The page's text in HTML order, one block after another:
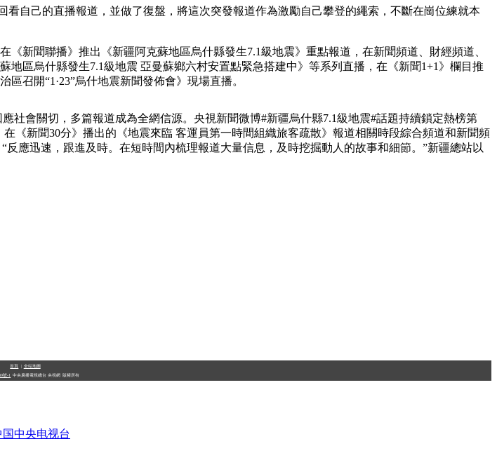
己的直播報道，並做了復盤，將這次突發報道作為激勵自己攀登的繩索，不斷在崗位練就本
聞聯播》推出《新疆阿克蘇地區烏什縣發生7.1級地震》重點報道，在新聞頻道、財經頻道、
區烏什縣發生7.1級地震 亞曼蘇鄉六村安置點緊急搭建中》等系列直播，在《新聞1+1》欄目推
召開“1·23”烏什地震新聞發佈會》現場直播。
會關切，多篇報道成為全網信源。央視新聞微博#新疆烏什縣7.1級地震#話題持續鎖定熱榜第
《新聞30分》播出的《地震來臨 客運員第一時間組織旅客疏散》報道相關時段綜合頻道和新聞頻
應迅速，跟進及時。在短時間內梳理報道大量信息，及時挖掘動人的故事和細節。”新疆總站以
首頁 全站地圖
號-1 中央廣播電視總台 央視網 版權所有